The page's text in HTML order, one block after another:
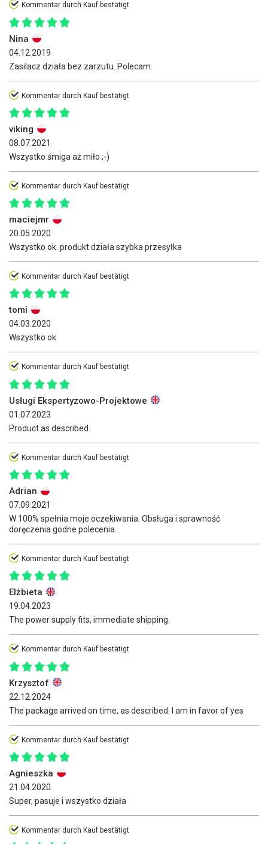
Kommentar durch Kauf bestätigt
Nina
04.12.2019
Zasilacz działa bez zarzutu. Polecam.
Kommentar durch Kauf bestätigt
viking
08.07.2021
Wszystko śmiga aż miło ;-)
Kommentar durch Kauf bestätigt
maciejmr
20.05.2020
Wszystko ok. produkt działa szybka przesyłka
Kommentar durch Kauf bestätigt
tomi
04.03.2020
Wszystko ok
Kommentar durch Kauf bestätigt
Usługi Ekspertyzowo-Projektowe
01.07.2023
Product as described.
Kommentar durch Kauf bestätigt
Adrian
07.09.2021
W 100% spełnia moje oczekiwania. Obsługa i sprawność
doręczenia godne polecenia.
Kommentar durch Kauf bestätigt
Elżbieta
19.04.2023
The power supply fits, immediate shipping.
Kommentar durch Kauf bestätigt
Krzysztof
22.12.2024
The package arrived on time, as described. I am in favor of yes
Kommentar durch Kauf bestätigt
Agnieszka
21.04.2020
Super, pasuje i wszystko działa
Kommentar durch Kauf bestätigt